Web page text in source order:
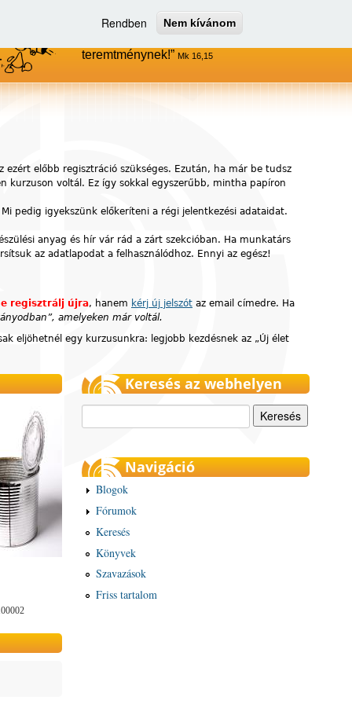
Rendben Nem kívánom
Menjetek el az egész világra, és
teremtménynek!
Mk 16,15
előbb regisztráció szükséges. Ezután, ha már be tudsz
kurzuson voltál. Ez így sokkal egyszerűbb, mintha papíron
pedig igyekszünk előkeríteni a régi jelentkezési adataidat.
anyag és hír vár rád a zárt szekcióban. Ha munkatárs
az adatlapodat a felhasználódhoz. Ennyi az egész!
regisztrálj újra, hanem kérj új jelszót az email címedre. Ha
amelyeken már voltál.
eljöhetnél egy kurzusunkra: legjobb kezdésnek az „Új élet
Keresés az webhelyen
Navigáció
Blogok
Fórumok
Keresés
Könyvek
Szavazások
Friss tartalom